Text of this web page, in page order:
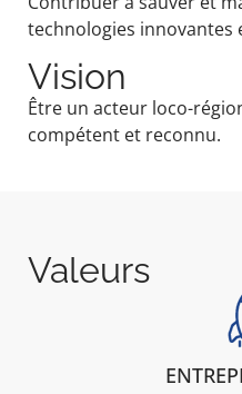
technologies innovantes
Vision
Être un acteur loco-
compétent et reconnu.
Valeurs